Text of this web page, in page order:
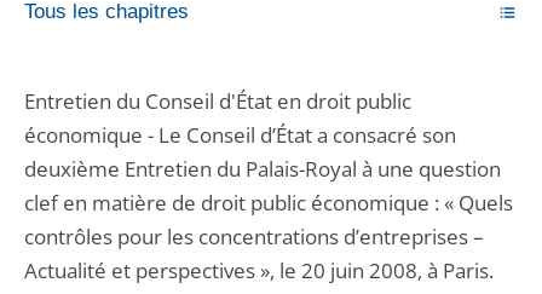
Tous les chapitres
Entretien du Conseil d'État en droit public
économique - Le Conseil d’État a consacré son
deuxième Entretien du Palais-Royal à une question
clef en matière de droit public économique : « Quels
contrôles pour les concentrations d’entreprises –
Actualité et perspectives », le 20 juin 2008, à Paris.